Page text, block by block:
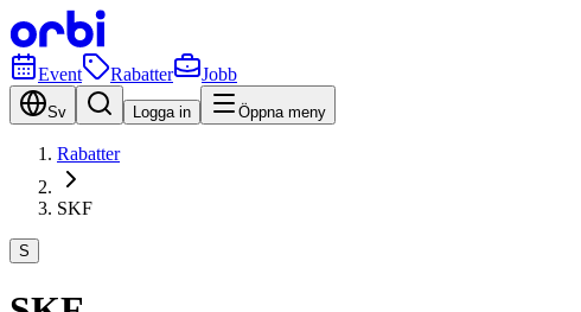
Event Rabatter Jobb
Sv Logga in Öppna meny
Rabatter
SKF
S